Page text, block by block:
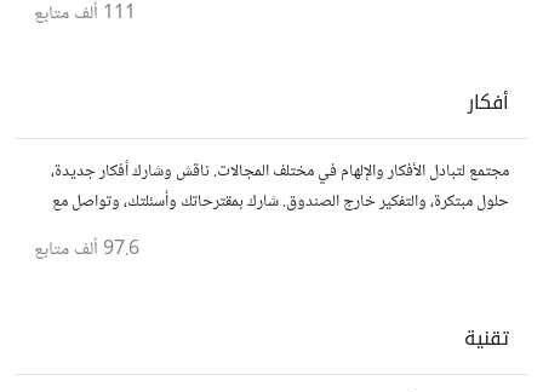
111 ألف متابع
أفكار
مجتمع لتبادل الأفكار والإلهام في مختلف المجالات. ناقش وشارك أفكار جديدة،
حلول مبتكرة، والتفكير خارج الصندوق. شارك بمقترحاتك وأسئلتك، وتواصل مع
97.6 ألف متابع
تقنية